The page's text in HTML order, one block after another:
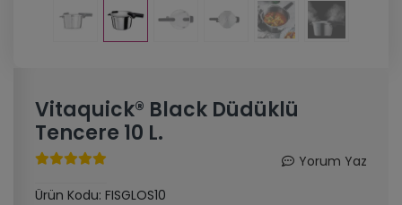
Vitaquick® Black Düdüklü
Tencere 10 L.
Yorum Yaz
Ürün Kodu: FISGLOS10